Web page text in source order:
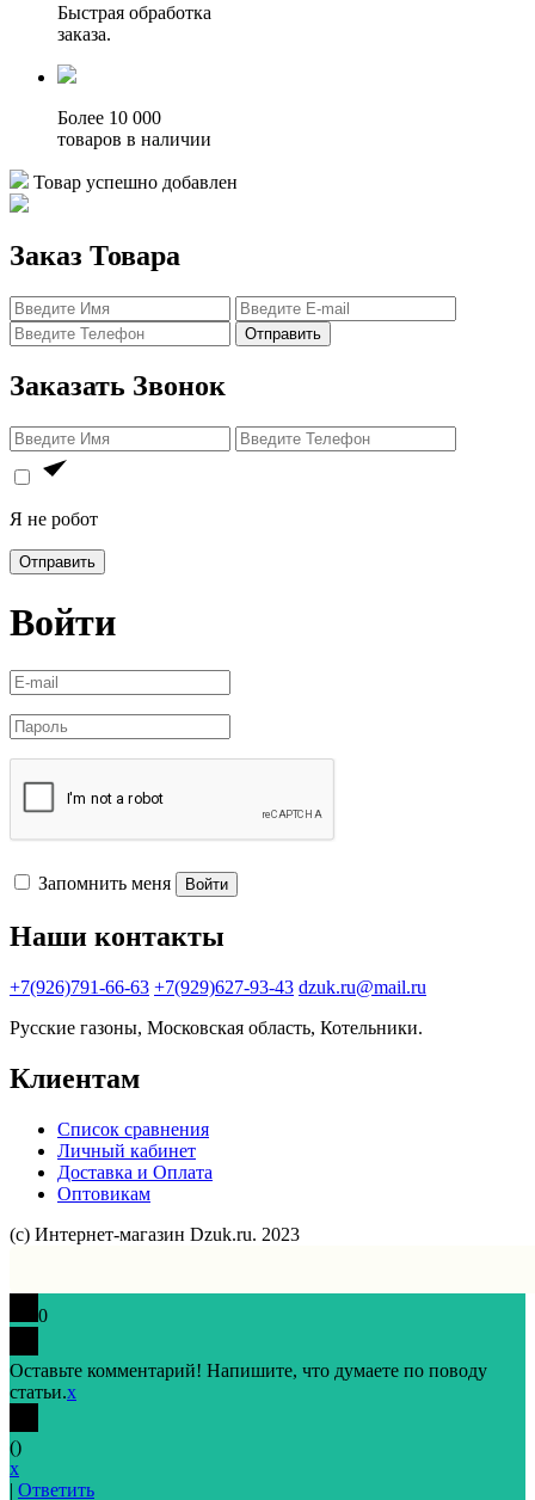
Быстрая обработка
заказа.
Более 10 000
товаров в наличии
Товар успешно добавлен
Заказ Товара
Отправить
Заказать Звонок
Я не робот
Отправить
Войти
Запомнить меня Войти
Наши контакты
+7(926)791-66-63 +7(929)627-93-43 dzuk.ru@mail.ru
Русские газоны, Московская область, Котельники.
Клиентам
Список сравнения
Личный кабинет
Доставка и Оплата
Оптовикам
(с) Интернет-магазин Dzuk.ru. 2023
0
Оставьте комментарий! Напишите, что думаете по поводу
статьи.x
()
x
| Ответить